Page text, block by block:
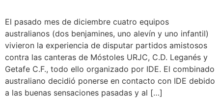
El pasado mes de diciembre cuatro equipos
australianos (dos benjamines, uno alevín y uno infantil)
vivieron la experiencia de disputar partidos amistosos
contra las canteras de Móstoles URJC, C.D. Leganés y
Getafe C.F., todo ello organizado por IDE. El combinado
australiano decidió ponerse en contacto con IDE debido
a las buenas sensaciones pasadas y al […]